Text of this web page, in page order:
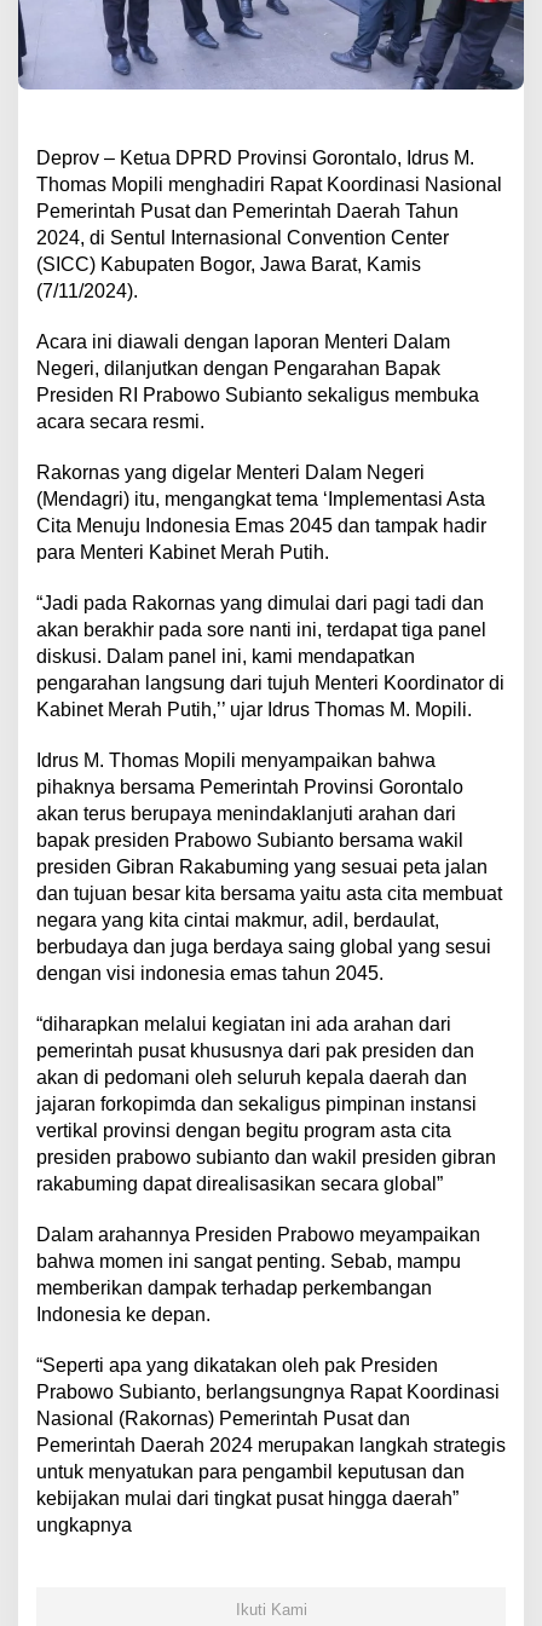
Deprov – Ketua DPRD Provinsi Gorontalo, Idrus M.
Thomas Mopili menghadiri Rapat Koordinasi Nasional
Pemerintah Pusat dan Pemerintah Daerah Tahun
2024, di Sentul Internasional Convention Center
(SICC) Kabupaten Bogor, Jawa Barat, Kamis
(7/11/2024).
Acara ini diawali dengan laporan Menteri Dalam
Negeri, dilanjutkan dengan Pengarahan Bapak
Presiden RI Prabowo Subianto sekaligus membuka
acara secara resmi.
Rakornas yang digelar Menteri Dalam Negeri
(Mendagri) itu, mengangkat tema ‘Implementasi Asta
Cita Menuju Indonesia Emas 2045 dan tampak hadir
para Menteri Kabinet Merah Putih.
“Jadi pada Rakornas yang dimulai dari pagi tadi dan
akan berakhir pada sore nanti ini, terdapat tiga panel
diskusi. Dalam panel ini, kami mendapatkan
pengarahan langsung dari tujuh Menteri Koordinator di
Kabinet Merah Putih,’’ ujar Idrus Thomas M. Mopili.
Idrus M. Thomas Mopili menyampaikan bahwa
pihaknya bersama Pemerintah Provinsi Gorontalo
akan terus berupaya menindaklanjuti arahan dari
bapak presiden Prabowo Subianto bersama wakil
presiden Gibran Rakabuming yang sesuai peta jalan
dan tujuan besar kita bersama yaitu asta cita membuat
negara yang kita cintai makmur, adil, berdaulat,
berbudaya dan juga berdaya saing global yang sesui
dengan visi indonesia emas tahun 2045.
“diharapkan melalui kegiatan ini ada arahan dari
pemerintah pusat khususnya dari pak presiden dan
akan di pedomani oleh seluruh kepala daerah dan
jajaran forkopimda dan sekaligus pimpinan instansi
vertikal provinsi dengan begitu program asta cita
presiden prabowo subianto dan wakil presiden gibran
rakabuming dapat direalisasikan secara global”
Dalam arahannya Presiden Prabowo meyampaikan
bahwa momen ini sangat penting. Sebab, mampu
memberikan dampak terhadap perkembangan
Indonesia ke depan.
“Seperti apa yang dikatakan oleh pak Presiden
Prabowo Subianto, berlangsungnya Rapat Koordinasi
Nasional (Rakornas) Pemerintah Pusat dan
Pemerintah Daerah 2024 merupakan langkah strategis
untuk menyatukan para pengambil keputusan dan
kebijakan mulai dari tingkat pusat hingga daerah”
ungkapnya
Ikuti Kami